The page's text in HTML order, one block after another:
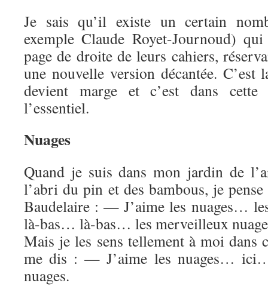
Je sais qu’il existe un certain
exemple Claude Royet-Journoud)
page de droite de leurs cahiers,
une nouvelle version décantée.
devient marge et c’est dans cette
l’essentiel.
Nuages
Quand je suis dans mon jardin de
l’abri du pin et des bambous, je
Baudelaire : — J’aime les nuages…
là-bas… là-bas… les merveilleux
Mais je les sens tellement à moi dans
me dis : — J’aime les nuages…
nuages.